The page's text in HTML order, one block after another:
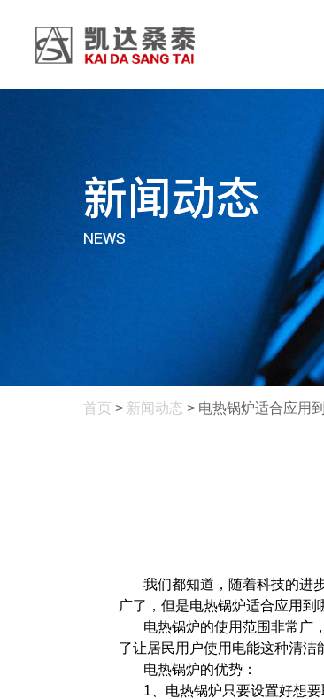
新闻动态
NEWS
首页 > 新闻动态 > 电热锅炉适合应用
我们都知道，随着科技的进
广了，但是电热锅炉适合应用到
电热锅炉的使用范围非常广
了让居民用户使用电能这种清洁
电热锅炉的优势：
1、电热锅炉只要设置好想